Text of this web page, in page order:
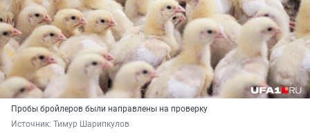
Пробы бройлеров были направлены на проверку
Источник: Тимур Шарипкулов